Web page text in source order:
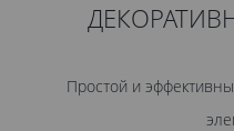
Простой и